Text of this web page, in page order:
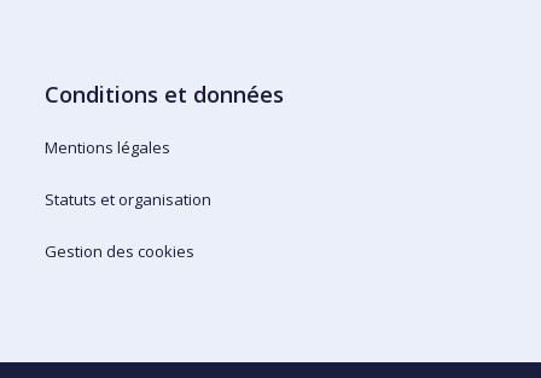
Conditions et données
Mentions légales
Statuts et organisation
Gestion des cookies